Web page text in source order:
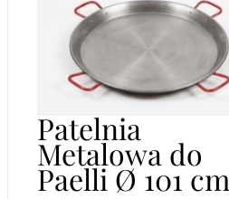
Patelnia
Metalowa do
Paelli Ø 101 cm